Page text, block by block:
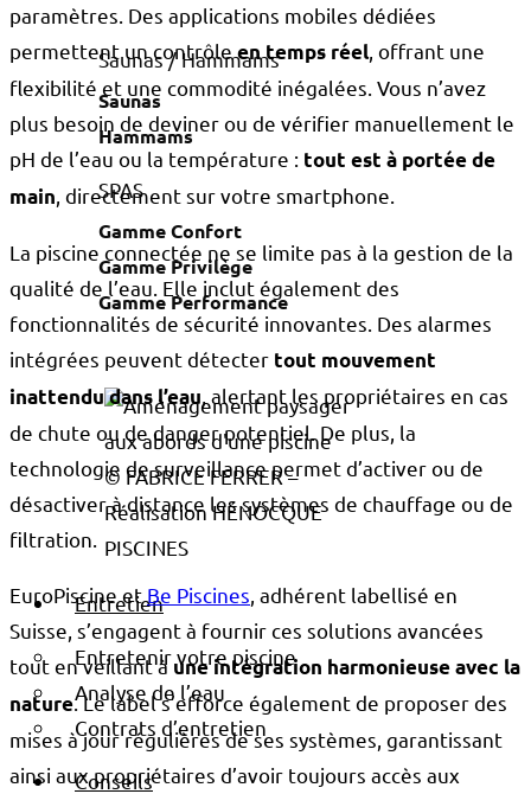
Saunas / Hammams
Saunas
Hammams
SPAS
Gamme Confort
Gamme Privilège
Gamme Performance
© FABRICE FERRER –
Réalisation HÉNOCQUE
PISCINES
Entretien
Entretenir votre piscine
Analyse de l’eau
Contrats d’entretien
Conseils
paramètres. Des applications mobiles dédiées
permettent un contrôle en temps réel , offrant une
flexibilité et une commodité inégalées. Vous n’avez
plus besoin de deviner ou de vérifier manuellement le
pH de l’eau ou la température : tout est à portée de
main , directement sur votre smartphone.
La piscine connectée ne se limite pas à la gestion de la
qualité de l’eau. Elle inclut également des
fonctionnalités de sécurité innovantes. Des alarmes
intégrées peuvent détecter tout mouvement
inattendu dans l’eau , alertant les propriétaires en cas
de chute ou de danger potentiel. De plus, la
technologie de surveillance permet d’activer ou de
désactiver à distance les systèmes de chauffage ou de
filtration.
EuroPiscine et Be Piscines , adhérent labellisé en
Suisse, s’engagent à fournir ces solutions avancées
tout en veillant àune intégration harmonieuse avec la
nature. Le label s’efforce également de proposer des
mises à jour régulières de ses systèmes, garantissant
ainsi aux propriétaires d’avoir toujours accès aux